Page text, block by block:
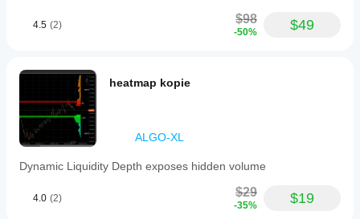
4.5 (2) $98
-50% $49
heatmap kopie
ALGO-XL
Dynamic Liquidity Depth exposes hidden volume
4.0 (2) $29
-35% $19